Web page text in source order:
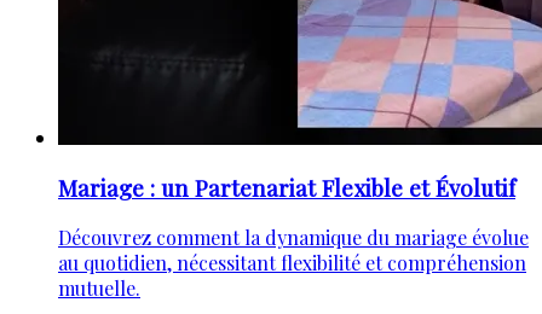
Mariage : un Partenariat Flexible et Évolutif
Découvrez comment la dynamique du mariage évolue
au quotidien, nécessitant flexibilité et compréhension
mutuelle.